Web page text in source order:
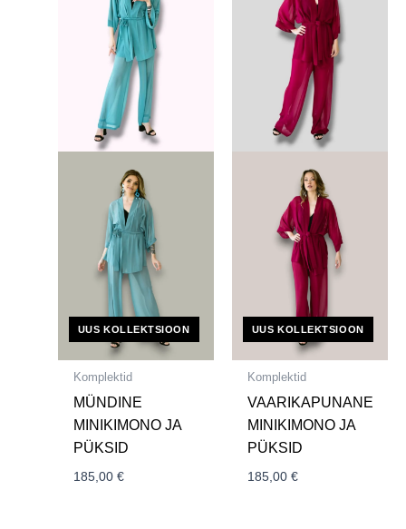
UUS KOLLEKTSIOON
Komplektid
MÜNDINE
MINIKIMONO JA
PÜKSID
185,00€
UUS KOLLEKTSIOON
Komplektid
VAARIKAPUNANE
MINIKIMONO JA
PÜKSID
185,00€